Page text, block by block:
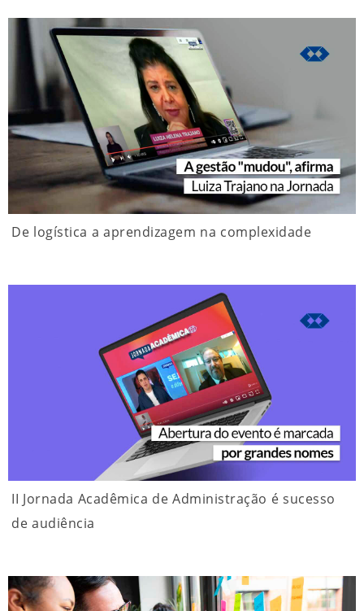
De logística a aprendizagem na complexidade
II Jornada Acadêmica de Administração é sucesso
de audiência